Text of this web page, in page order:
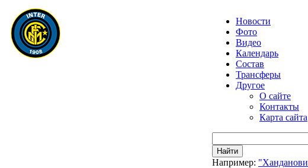
Новости
Фото
Видео
Календарь
Состав
Трансферы
Другое
О сайте
Контакты
Карта сайта
Найти
Например: